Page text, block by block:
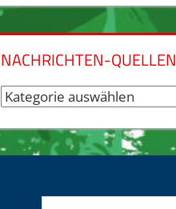
NACHRICHTEN-QUELLEN
Nachrichten-